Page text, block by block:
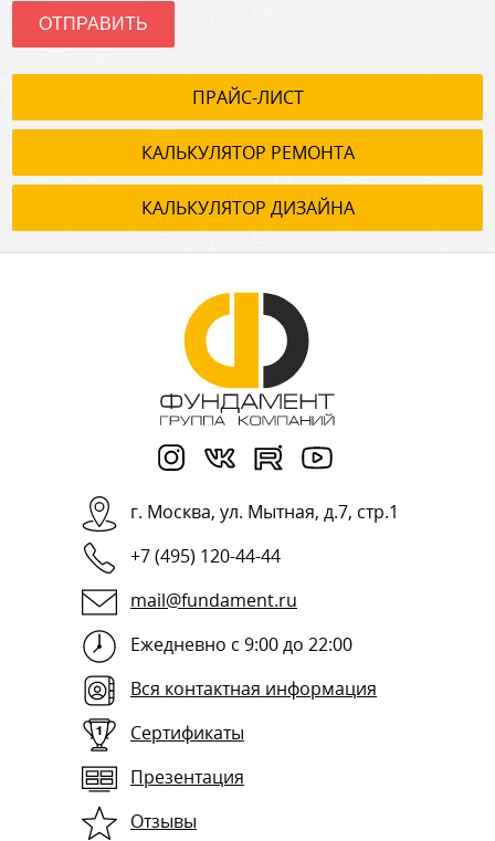
ОТПРАВИТЬ
ПРАЙС-ЛИСТ
КАЛЬКУЛЯТОР РЕМОНТА
КАЛЬКУЛЯТОР ДИЗАЙНА
г. Москва, ул. Мытная, д.7, стр.1
+7 (495) 120-44-44
mail@fundament.ru
Ежедневно с 9:00 до 22:00
Вся контактная информация
Сертификаты
Презентация
Отзывы